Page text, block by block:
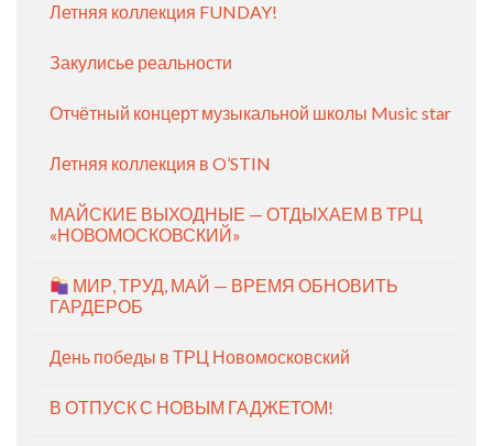
Летняя коллекция FUNDAY!
Закулисье реальности
Отчётный концерт музыкальной школы Music star
Летняя коллекция в O’STIN
МАЙСКИЕ ВЫХОДНЫЕ — ОТДЫХАЕМ В ТРЦ
«НОВОМОСКОВСКИЙ»
МИР, ТРУД, МАЙ — ВРЕМЯ ОБНОВИТЬ
ГАРДЕРОБ
День победы в ТРЦ Новомосковский
В ОТПУСК С НОВЫМ ГАДЖЕТОМ!